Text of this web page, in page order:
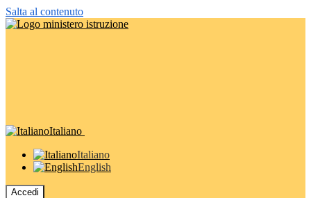
Salta al contenuto
Italiano
Italiano
English
Accedi